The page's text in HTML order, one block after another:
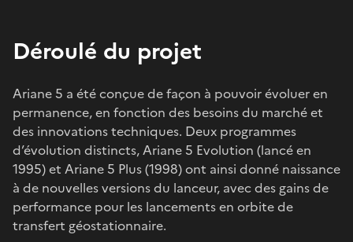
Déroulé du projet
Ariane 5 a été conçue de façon à pouvoir évoluer en
permanence, en fonction des besoins du marché et
des innovations techniques. Deux programmes
d’évolution distincts, Ariane 5 Evolution (lancé en
1995) et Ariane 5 Plus (1998) ont ainsi donné naissance
à de nouvelles versions du lanceur, avec des gains de
performance pour les lancements en orbite de
transfert géostationnaire.